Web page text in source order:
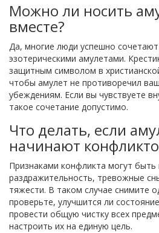
Можно ли носить
вместе?
Да, многие люди успешно
эзотерическими амулетами.
защитным символом в
чтобы амулет не противоречил
убеждениям. Если вы чувствуете
такое сочетание допустимо.
Что делать, если
начинают
Признаками конфликта могут быть
раздражительность, тревожные
тяжести. В таком случае снимите
проверьте, улучшится ли
провести общую чистку всех
настроить их на единую цель.